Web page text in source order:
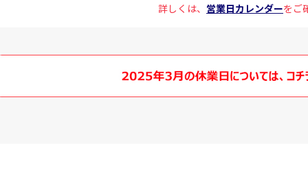
詳しくは、 営業日カレンダーをご